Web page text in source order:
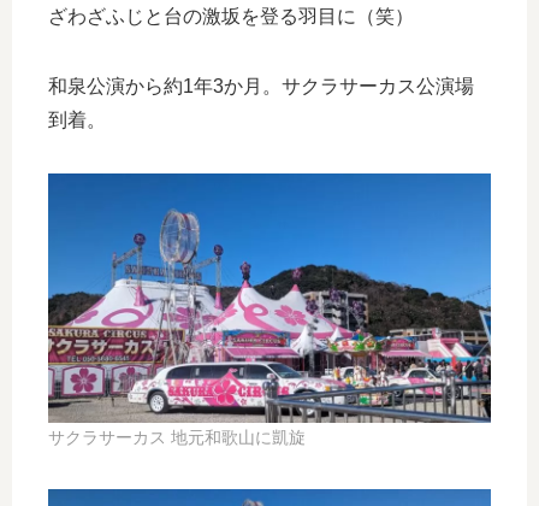
ざわざふじと台の激坂を登る羽目に（笑）
和泉公演から約1年3か月。サクラサーカス公演場
到着。
サクラサーカス 地元和歌山に凱旋